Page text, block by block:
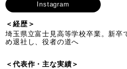
Instagram
＜経歴＞
埼玉県立富士見高等学校卒業。新卒
め退社し、役者の道へ
＜代表作・主な実績＞